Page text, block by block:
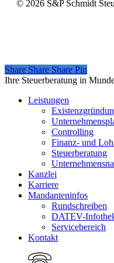
© 2026 S&P Schmidt
Share
Share Share Share Pin
Close
Ihre Steuerberatung in
Leistungen
Controlling
Finanz- und
Steuerberatung
Kanzlei
Karriere
Mandanteninfos
Rundschreiben
DATEV-
Servicebereich
Kontakt